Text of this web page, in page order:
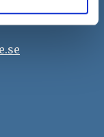
till